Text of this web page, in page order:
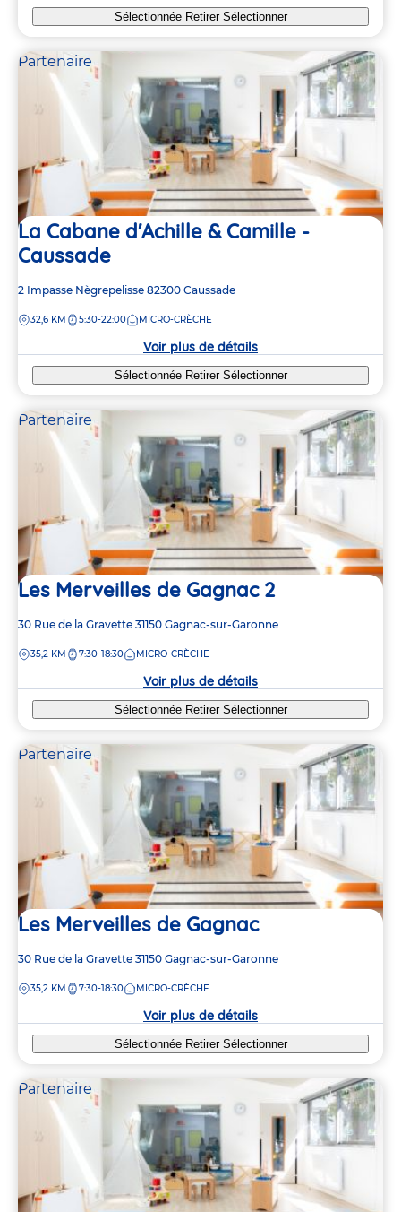
Sélectionnée Retirer Sélectionner
Partenaire
La Cabane d'Achille & Camille -
Caussade
Adresse
la
2 Impasse Nègrepelisse 82300 Caussade
DISTANCE
32,6 KM 5:30-22:00 MICRO-CRÈCHE
Voir plus de détails
Sélectionnée Retirer Sélectionner
Partenaire
Les Merveilles de Gagnac 2
Adresse
la
30 Rue de la Gravette 31150 Gagnac-sur-Garonne
DISTANCE
35,2 KM 7:30-18:30 MICRO-CRÈCHE
Voir plus de détails
Sélectionnée Retirer Sélectionner
Partenaire
Les Merveilles de Gagnac
Adresse
la
30 Rue de la Gravette 31150 Gagnac-sur-Garonne
DISTANCE
35,2 KM 7:30-18:30 MICRO-CRÈCHE
Voir plus de détails
Sélectionnée Retirer Sélectionner
Partenaire